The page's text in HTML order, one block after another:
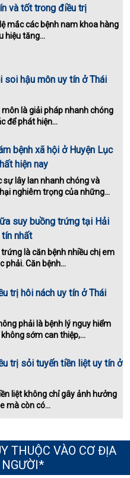
và tốt trong điều trị
mắc các bệnh nam khoa hàng
hiệu tăng...
soi hậu môn uy tín ở Thái
môn là giải pháp nhanh chóng
để phát hiện...
bệnh xã hội ở Huyện Lục
hiện nay
lây lan nhanh chóng và
nghiêm trọng của những...
suy buồng trứng tại Hải
nhất
là căn bệnh nhiều chị em
phải. Căn bệnh...
trị hôi nách uy tín ở Thái
phải là bệnh lý nguy hiểm
sớm can thiệp,...
trị sỏi tuyến tiền liệt uy tín ở
liệt không chỉ gây ảnh hưởng
mà còn có...
THUỘC VÀO CƠ ĐỊA